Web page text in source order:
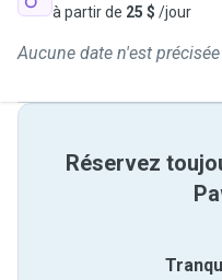
à partir de 25 $ /jour
Aucune date n'est précisée
Réservez